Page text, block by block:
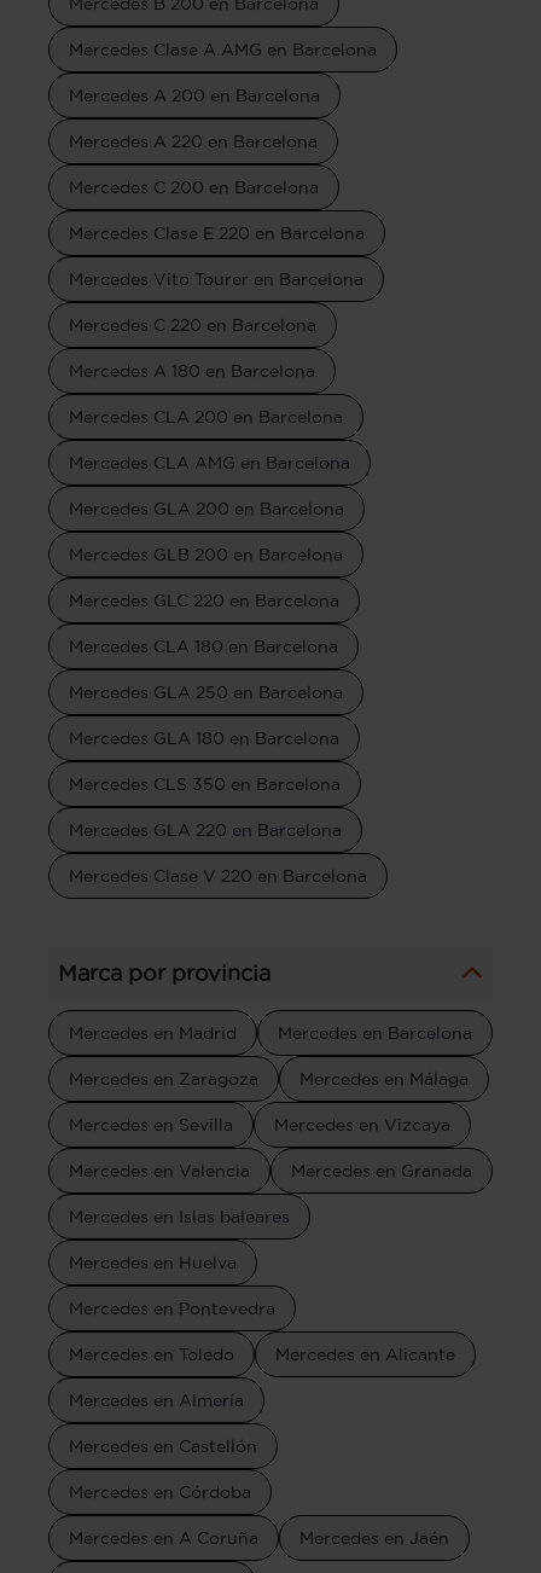
Mercedes B 200 en Barcelona
Mercedes Clase A AMG en Barcelona
Mercedes A 200 en Barcelona
Mercedes A 220 en Barcelona
Mercedes C 200 en Barcelona
Mercedes Clase E 220 en Barcelona
Mercedes Vito Tourer en Barcelona
Mercedes C 220 en Barcelona
Mercedes A 180 en Barcelona
Mercedes CLA 200 en Barcelona
Mercedes CLA AMG en Barcelona
Mercedes GLA 200 en Barcelona
Mercedes GLB 200 en Barcelona
Mercedes GLC 220 en Barcelona
Mercedes CLA 180 en Barcelona
Mercedes GLA 250 en Barcelona
Mercedes GLA 180 en Barcelona
Mercedes CLS 350 en Barcelona
Mercedes GLA 220 en Barcelona
Mercedes Clase V 220 en Barcelona
Marca por provincia
Mercedes en Madrid Mercedes en Barcelona
Mercedes en Zaragoza Mercedes en Málaga
Mercedes en Sevilla Mercedes en Vizcaya
Mercedes en Valencia Mercedes en Granada
Mercedes en Islas baleares
Mercedes en Huelva
Mercedes en Pontevedra
Mercedes en Toledo Mercedes en Alicante
Mercedes en Almería
Mercedes en Castellón
Mercedes en Córdoba
Mercedes en A Coruña Mercedes en Jaén